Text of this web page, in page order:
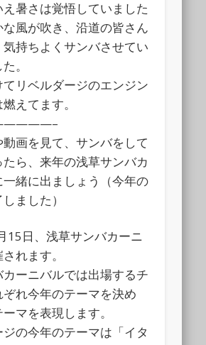
暑さは覚悟していました
風が吹き、沿道の皆さん
持ちよくサンバさせてい
。
リベルダージのエンジン
燃えてます。
画を見て、サンバをして
ら、来年の浅草サンバカ
緒に出ましょう（今年の
ました）
15日、浅草サンバカーニ
れます。
ーニバルでは出場するチ
れ今年のテーマを決め
マを表現します。
ジの今年のテーマは「イタ